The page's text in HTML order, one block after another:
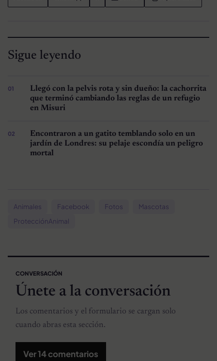
Sigue leyendo
Llegó con la pelvis rota y sin dueño: la cachorrita
que terminó cambiando las reglas de un refugio
en Misuri
Encontraron a un gatito temblando solo en un
jardín de Londres: su pelaje escondía un peligro
mortal
Animales Facebook Fotos
Mascotas
ProtecciónAnimal
CONVERSACIÓN
Únete a la conversación
Los comentarios y el formulario se cargan solo
cuando abras esta sección.
Ver 14 comentarios